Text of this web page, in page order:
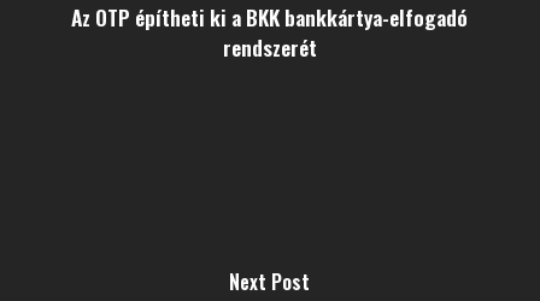
Az OTP építheti ki a BKK bankkártya-elfogadó
rendszerét
Next Post